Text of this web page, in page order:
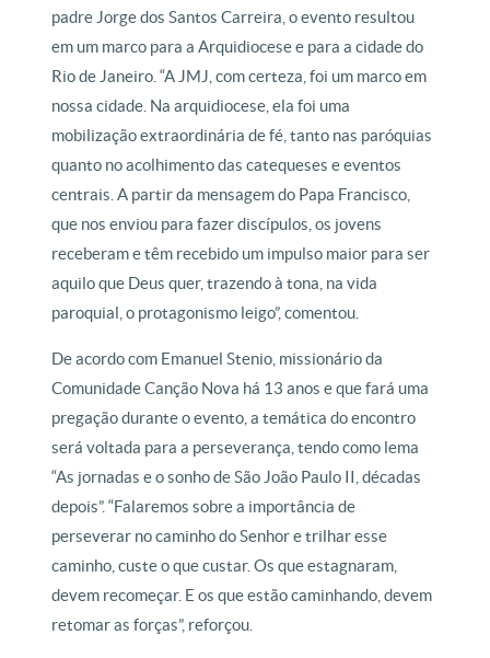
padre Jorge dos Santos Carreira, o evento resultou
em um marco para a Arquidiocese e para a cidade do
Rio de Janeiro. “A JMJ, com certeza, foi um marco em
nossa cidade. Na arquidiocese, ela foi uma
mobilização extraordinária de fé, tanto nas paróquias
quanto no acolhimento das catequeses e eventos
centrais. A partir da mensagem do Papa Francisco,
que nos enviou para fazer discípulos, os jovens
receberam e têm recebido um impulso maior para ser
aquilo que Deus quer, trazendo à tona, na vida
paroquial, o protagonismo leigo”, comentou.
De acordo com Emanuel Stenio, missionário da
Comunidade Canção Nova há 13 anos e que fará uma
pregação durante o evento, a temática do encontro
será voltada para a perseverança, tendo como lema
“As jornadas e o sonho de São João Paulo II, décadas
depois”. “Falaremos sobre a importância de
perseverar no caminho do Senhor e trilhar esse
caminho, custe o que custar. Os que estagnaram,
devem recomeçar. E os que estão caminhando, devem
retomar as forças”, reforçou.